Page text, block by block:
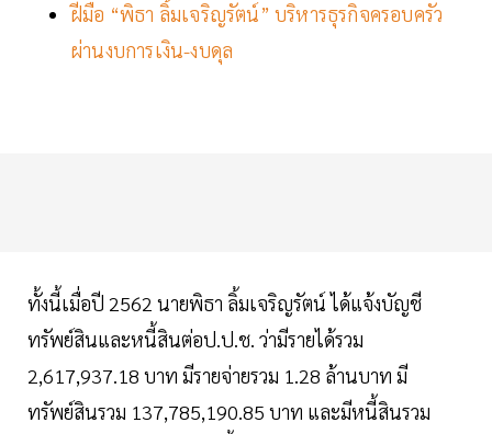
ฝีมือ “พิธา ลิ้มเจริญรัตน์” บริหารธุรกิจครอบครัว
ผ่านงบการเงิน-งบดุล
ทั้งนี้เมื่อปี 2562 นายพิธา ลิ้มเจริญรัตน์ ได้แจ้งบัญชี
ทรัพย์สินและหนี้สินต่อป.ป.ช. ว่ามีรายได้รวม
2,617,937.18 บาท มีรายจ่ายรวม 1.28 ล้านบาท มี
ทรัพย์สินรวม 137,785,190.85 บาท และมีหนี้สินรวม